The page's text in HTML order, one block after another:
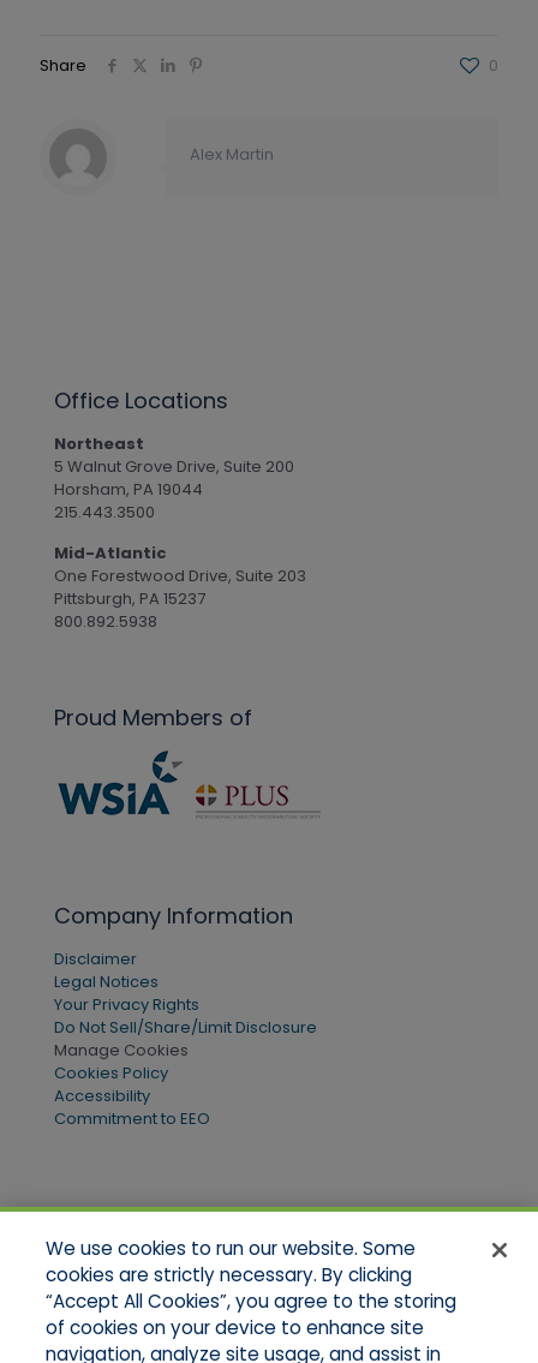
Share 0
Alex Martin
Office Locations
Northeast
5 Walnut Grove Drive, Suite 200
Horsham, PA 19044
215.443.3500
Mid-Atlantic
One Forestwood Drive, Suite 203
Pittsburgh, PA 15237
800.892.5938
Proud Members of
Company Information
Disclaimer
Legal Notices
Your Privacy Rights
Do Not Sell/Share/Limit Disclosure
Manage Cookies
Cookies Policy
Accessibility
Commitment to EEO
Quick Links
Home
About Us
Applications
Products
Product Brochures
We use cookies to run our website. Some
cookies are strictly necessary. By clicking
“Accept All Cookies”, you agree to the storing
of cookies on your device to enhance site
navigation, analyze site usage, and assist in